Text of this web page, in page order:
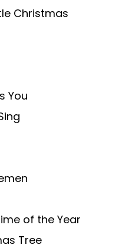
Christmas
You
of the Year
Tree